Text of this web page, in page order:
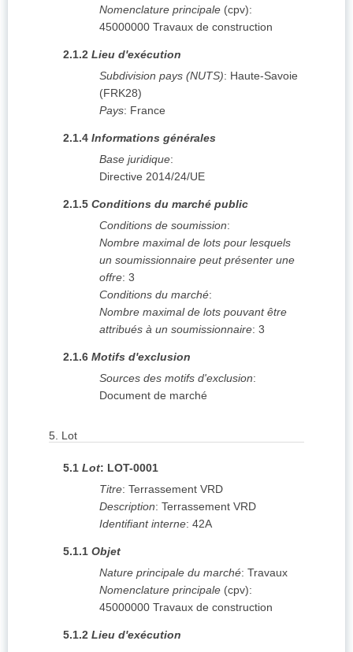
Nomenclature principale (cpv):
45000000 Travaux de construction
2.1.2 Lieu d'exécution
Subdivision pays (NUTS): Haute-Savoie
(FRK28)
Pays: France
2.1.4 Informations générales
Base juridique:
Directive 2014/24/UE
2.1.5 Conditions du marché public
Conditions de soumission:
Nombre maximal de lots pour lesquels
un soumissionnaire peut présenter une
offre: 3
Conditions du marché:
Nombre maximal de lots pouvant être
attribués à un soumissionnaire: 3
2.1.6 Motifs d'exclusion
Sources des motifs d'exclusion:
Document de marché
5. Lot
5.1 Lot: LOT-0001
Titre: Terrassement VRD
Description: Terrassement VRD
Identifiant interne: 42A
5.1.1 Objet
Nature principale du marché: Travaux
Nomenclature principale (cpv):
45000000 Travaux de construction
5.1.2 Lieu d'exécution